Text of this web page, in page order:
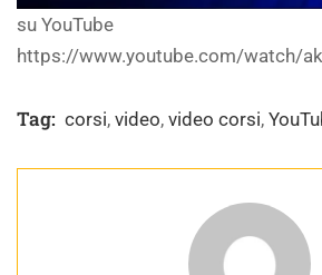
su YouTube
https://www.youtube.com/watch/
Tag: corsi, video, video corsi,